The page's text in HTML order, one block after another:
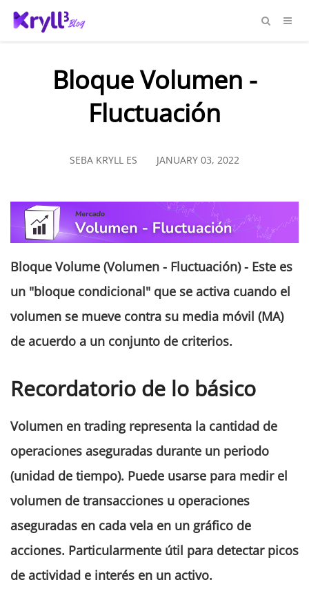
Bloque Volumen -
Fluctuación
SEBA KRYLL ES JANUARY 03, 2022
Bloque Volume (Volumen - Fluctuación)- Este es
un "bloque condicional" que se activa cuando el
volumen se mueve contra su media móvil (MA)
de acuerdo a un conjunto de criterios.
Recordatorio de lo básico
Volumen en trading representa la cantidad de
operaciones aseguradas durante un periodo
(unidad de tiempo). Puede usarse para medir el
volumen de transacciones u operaciones
aseguradas en cada vela en un gráfico de
acciones. Particularmente útil para detectar picos
de actividad e interés en un activo.